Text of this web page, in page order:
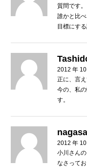
質問です。
誰かと比
目標にす
2012 年
正に、言
今の、私
す。
2012 年
小川さん
なさって